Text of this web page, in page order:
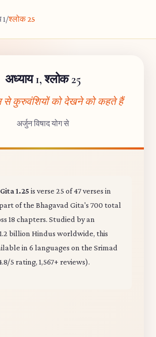
/श्लोक 25
अध्याय 1, श्लोक 25
से कुरुवंशियों को देखने को कहते हैं
अर्जुन विषाद योग से
1.25 is verse 25 of 47 verses in
of the Bhagavad Gita's 700 total
18 chapters. Studied by an
billion Hindus worldwide, this
in 6 languages on the Srimad
5 rating, 1,567+ reviews).